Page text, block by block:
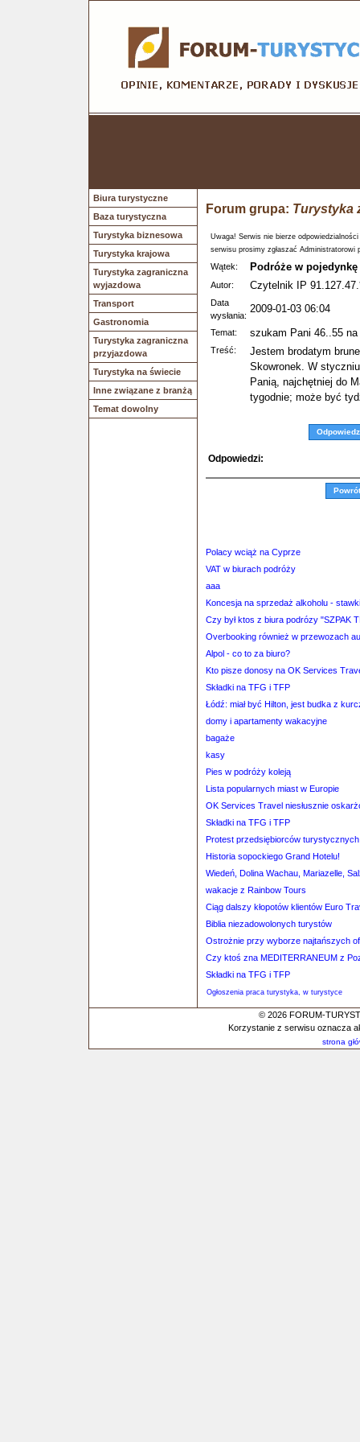
Biura turystyczne
Baza turystyczna
Turystyka biznesowa
Turystyka krajowa
Turystyka zagraniczna
wyjazdowa
Transport
Gastronomia
Turystyka zagraniczna
przyjazdowa
Turystyka na świecie
Inne związane z branżą
Temat dowolny
Forum grupa: Turystyka
Uwaga! Serwis nie bierze
serwisu prosimy zgłaszać Administratorowi
Wątek: Podróże w pojedynkę
Autor: Czytelnik IP
Data
wysłania:
2009-01-03 06:04
Temat: szukam Pani 46..55
Treść:
Jestem brodatym
Skowronek. W
Panią, najchętniej do
tygodnie; może być
Odpowiedz
Odpowiedzi:
Polacy wciąż na Cyprze
VAT w biurach podróży
aaa
Koncesja na sprzedaż alkoholu - stawki
Czy był ktos z biura podrózy "SZPAK
Overbooking również w przewozach
Alpol - co to za biuro?
Kto pisze donosy na OK Services
Składki na TFG i TFP
Łódź: miał być Hilton, jest budka z
domy i apartamenty wakacyjne
bagaże
kasy
Pies w podróży koleją
Lista popularnych miast w Europie
OK Services Travel niesłusznie
Składki na TFG i TFP
Protest przedsiębiorców turystycznych
Historia sopockiego Grand Hotelu!
Wiedeń, Dolina Wachau, Mariazelle,
wakacje z Rainbow Tours
Ciąg dalszy kłopotów klientów Euro
Biblia niezadowolonych turystów
Ostrożnie przy wyborze najtańszych
Czy ktoś zna MEDITERRANEUM z
Składki na TFG i TFP
Ogłoszenia praca turystyka, w turystyce
© 2026 FORUM-
Korzystanie z serwisu oznacza
strona